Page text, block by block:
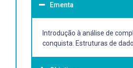
Ementa
Introdução à análise de
conquista. Estruturas de